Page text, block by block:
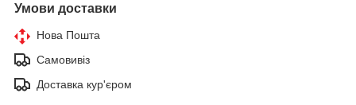
Умови доставки
Нова Пошта
Самовивіз
Доставка кур'єром